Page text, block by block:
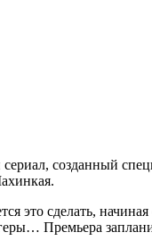
созданный
это сделать,
Премьера